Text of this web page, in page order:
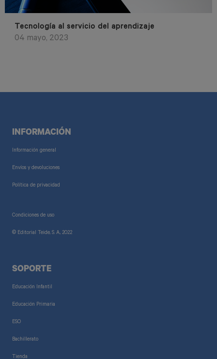
Tecnología al servicio del aprendizaje
04 mayo, 2023
INFORMACIÓN
Información general
Envíos y devoluciones
Política de privacidad
Condiciones de uso
© Editorial Teide, S. A., 2022
SOPORTE
Educación Infantil
Educación Primaria
ESO
Bachillerato
Tienda